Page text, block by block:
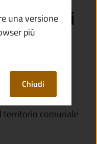
di
in aree
territorio comunale
una versione
più
Chiudi